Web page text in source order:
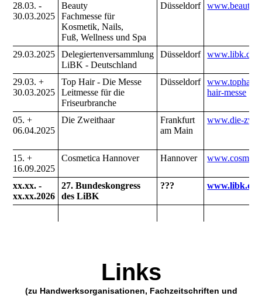
28.03. -
30.03.2025
Beauty
Fachmesse für
Kosmetik, Nails,
Fuß, Wellness und Spa
Düsseldorf
29.03.2025
Delegiertenversammlung
LiBK - Deutschland
Düsseldorf www.libk.de
29.03. +
30.03.2025
Top Hair - Die Messe
Leitmesse für die
Friseurbranche
Düsseldorf
hair-messe
05. +
06.04.2025
Die Zweithaar
Frankfurt
am Main
www.die-
15. +
16.09.2025
Cosmetica Hannover Hannover
xx.xx. -
xx.xx.2026
27. Bundeskongress
des LiBK
??? www.libk.de
Links
(zu Handwerksorganisationen, Fachzeitschriften und